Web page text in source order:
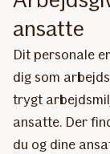
ansatte
Dit personale
dig som
trygt
ansatte. Der
du og dine